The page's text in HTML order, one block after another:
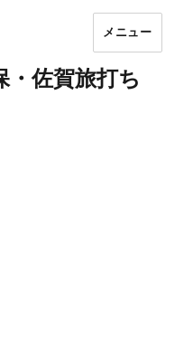
メニュー
佐賀旅打ち